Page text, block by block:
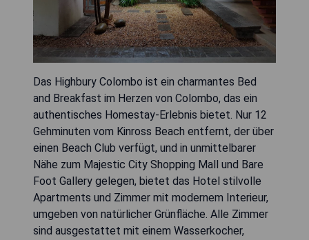
Das Highbury Colombo ist ein charmantes Bed
and Breakfast im Herzen von Colombo, das ein
authentisches Homestay-Erlebnis bietet. Nur 12
Gehminuten vom Kinross Beach entfernt, der über
einen Beach Club verfügt, und in unmittelbarer
Nähe zum Majestic City Shopping Mall und Bare
Foot Gallery gelegen, bietet das Hotel stilvolle
Apartments und Zimmer mit modernem Interieur,
umgeben von natürlicher Grünfläche. Alle Zimmer
sind ausgestattet mit einem Wasserkocher,